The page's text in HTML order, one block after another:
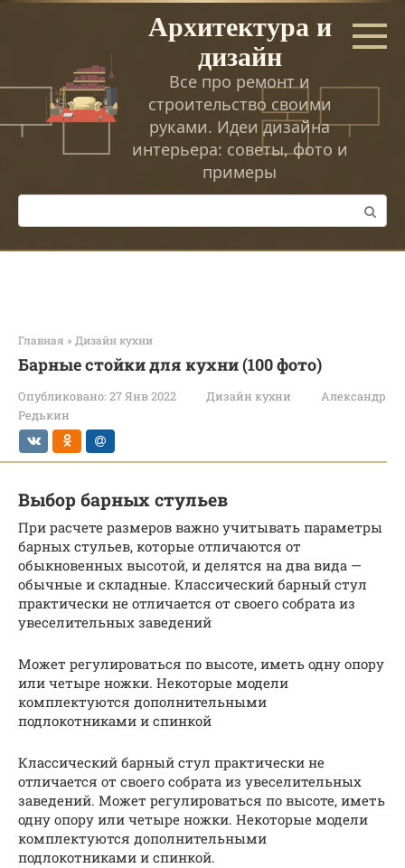
Перейти
Архитектура и
дизайн
Все про ремонт и
строительство своими
руками. Идеи дизайна
интерьера: советы, фото и
примеры
Поиск:
Главная » Дизайн кухни
Барные стойки для кухни (100 фото)
Опубликовано: 27 Янв 2022 Дизайн кухни
Александр
Редькин
Выбор барных стульев
При расчете размеров важно учитывать параметры
барных стульев, которые отличаются от
обыкновенных высотой, и делятся на два вида —
обычные и складные. Классический барный стул
практически не отличается от своего собрата из
увеселительных заведений
Может регулироваться по высоте, иметь одну опору
или четыре ножки. Некоторые модели
комплектуются дополнительными
подлокотниками и спинкой
Классический барный стул практически не
отличается от своего собрата из увеселительных
заведений. Может регулироваться по высоте, иметь
одну опору или четыре ножки. Некоторые модели
комплектуются дополнительными
подлокотниками и спинкой.